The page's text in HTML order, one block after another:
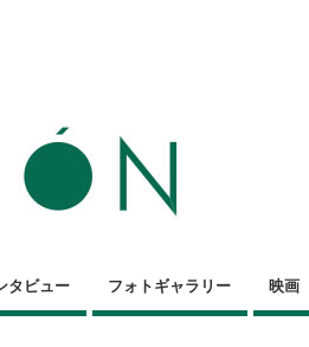
タビュー フォトギャラリー 映画